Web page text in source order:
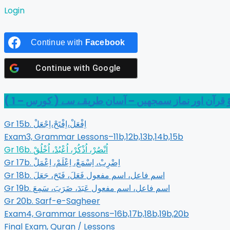
Login
Continue with Facebook
Continue with Google
قرآن اور نماز سمجھيں – آسان طريقے سے ( کورس – 1 )
Gr 15b. اِفْعَلْ،اِفْتَحْ،اِجْعَلْ
Exam3, Grammar Lessons–11b,12b,13b,14b,15b
Gr 16b. اُنْصُرْ، اُذْكُرْ، اُعْبُدْ، اُخْلُقْ
Gr 17b. اِضْرِبْ، اِسْمَعْ، اِعْلَمْ، اِعْمَلْ
Gr 18b. اسم فاعل، اسم مفعول فَعَلَ، فَتَحَ، جَعَلَ
Gr 19b. اسم فاعل، اسم مفعول عَبَدَ، ضَرَبَ، سَمِعَ
Gr 20b. Sarf-e-Sagheer
Exam4, Grammar Lessons–16b,17b,18b,19b,20b
Final Exam, Quran / Lessons